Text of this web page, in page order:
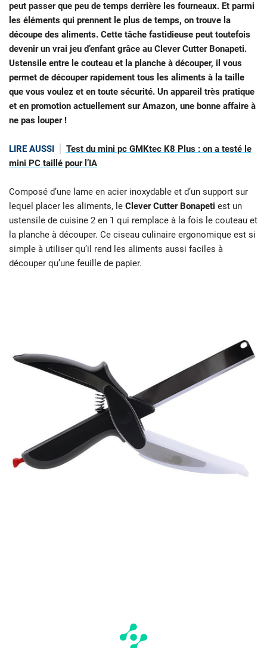
peut passer que peu de temps derrière les fourneaux. Et parmi
les éléments qui prennent le plus de temps, on trouve la
découpe des aliments. Cette tâche fastidieuse peut toutefois
devenir un vrai jeu d’enfant grâce au Clever Cutter Bonapeti.
Ustensile entre le couteau et la planche à découper, il vous
permet de découper rapidement tous les aliments à la taille
que vous voulez et en toute sécurité. Un appareil très pratique
et en promotion actuellement sur Amazon, une bonne affaire à
ne pas louper !
LIRE AUSSI
Test du mini pc GMKtec K8 Plus : on a testé le
mini PC taillé pour l’IA
Composé d’une lame en acier inoxydable et d’un support sur
lequel placer les aliments, le Clever Cutter Bonapeti est un
ustensile de cuisine 2 en 1 qui remplace à la fois le couteau et
la planche à découper. Ce ciseau culinaire ergonomique est si
simple à utiliser qu’il rend les aliments aussi faciles à
découper qu’une feuille de papier.